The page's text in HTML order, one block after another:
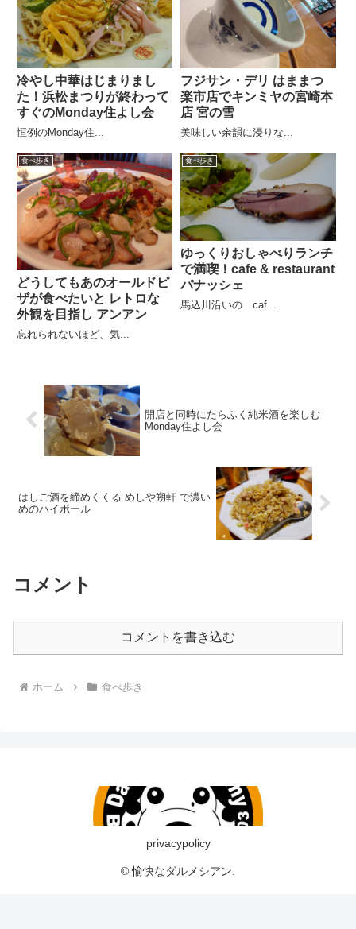
冷やし中華はじまりまし
た！浜松まつりが終わって
すぐのMonday住よし会
恒例のMonday住...
フジサン・デリ はままつ
楽市店でキンミヤの宮崎本
店 宮の雪
美味しい余韻に浸りな...
食べ歩き
どうしてもあのオールドピ
ザが食べたいと レトロな
外観を目指し アンアン
忘れられないほど、気...
食べ歩き
ゆっくりおしゃべりランチ
で満喫！cafe & restaurant
パナッシェ
馬込川沿いの caf...
開店と同時にたらふく純米酒を楽しむ
Monday住よし会
はしご酒を締めくくる めしや朔軒 で濃い
めのハイボール
コメント
コメントを書き込む
ホーム 食べ歩き
privacypolicy
© 愉快なダルメシアン.